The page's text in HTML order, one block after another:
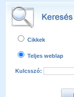
Cikkek
Teljes weblap
Kulcsszó: